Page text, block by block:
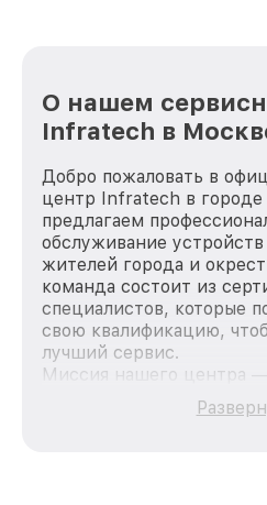
О нашем
Infratech в
Добро пожаловать в
центр Infratech в
предлагаем
обслуживание
жителей города и
команда состоит из
специалистов, которые
свою квалификацию,
лучший сервис.
Миссия нашего центра —
качественный и
каждого пользователя